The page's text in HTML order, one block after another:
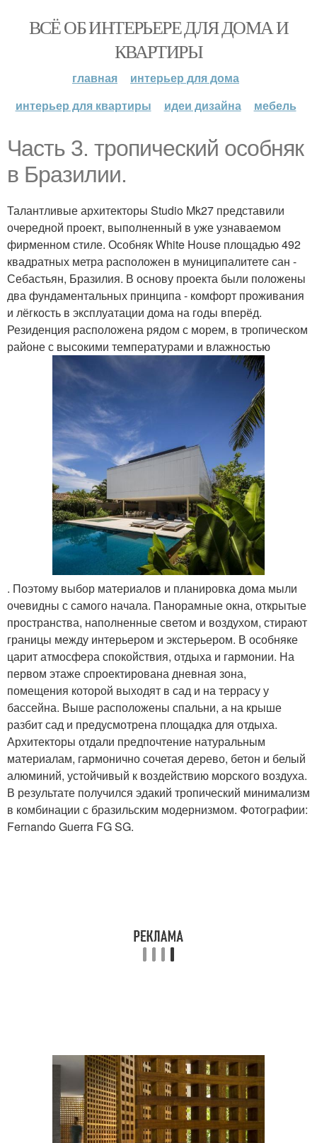
ВСЁ ОБ ИНТЕРЬЕРЕ ДЛЯ ДОМА И
КВАРТИРЫ
главная
интерьер для дома
интерьер для квартиры
идеи дизайна мебель
Часть 3. тропический особняк
в Бразилии.
Талантливые архитекторы Studio Mk27 представили
очередной проект, выполненный в уже узнаваемом
фирменном стиле. Особняк White House площадью 492
квадратных метра расположен в муниципалитете сан -
Себастьян, Бразилия. В основу проекта были положены
два фундаментальных принципа - комфорт проживания
и лёгкость в эксплуатации дома на годы вперёд.
Резиденция расположена рядом с морем, в тропическом
районе с высокими температурами и влажностью
. Поэтому выбор материалов и планировка дома мыли
очевидны с самого начала. Панорамные окна, открытые
пространства, наполненные светом и воздухом, стирают
границы между интерьером и экстерьером. В особняке
царит атмосфера спокойствия, отдыха и гармонии. На
первом этаже спроектирована дневная зона,
помещения которой выходят в сад и на террасу у
бассейна. Выше расположены спальни, а на крыше
разбит сад и предусмотрена площадка для отдыха.
Архитекторы отдали предпочтение натуральным
материалам, гармонично сочетая дерево, бетон и белый
алюминий, устойчивый к воздействию морского воздуха.
В результате получился эдакий тропический минимализм
в комбинации с бразильским модернизмом. Фотографии:
Fernando Guerra FG SG.